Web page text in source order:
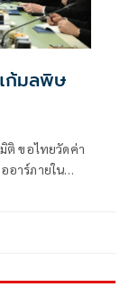
ก้มลพิษ
อาร์ภายใน